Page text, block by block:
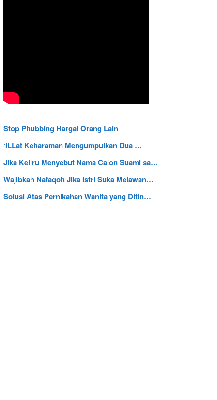
Stop Phubbing Hargai Orang Lain
‘ILLat Keharaman Mengumpulkan Dua …
Jika Keliru Menyebut Nama Calon Suami sa…
Wajibkah Nafaqoh Jika Istri Suka Melawan…
Solusi Atas Pernikahan Wanita yang Ditin…